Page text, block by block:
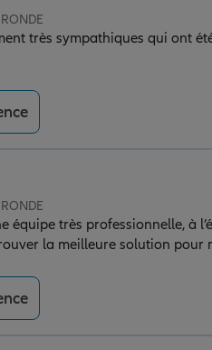
très sympathiques qui ont
équipe très professionnelle, à
la meilleure solution pour